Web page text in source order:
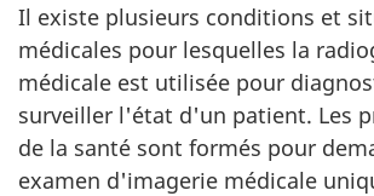
Il existe plusieurs conditions et
médicales pour lesquelles la
médicale est utilisée pour
surveiller l'état d'un patient. Les
de la santé sont formés pour
examen d'imagerie médicale